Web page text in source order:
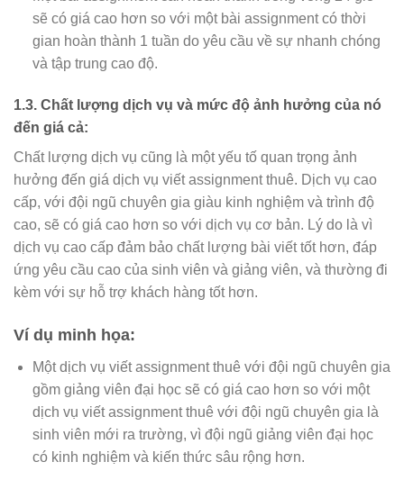
sẽ có giá cao hơn so với một bài assignment có thời
gian hoàn thành 1 tuần do yêu cầu về sự nhanh chóng
và tập trung cao độ.
1.3. Chất lượng dịch vụ và mức độ ảnh hưởng của nó
đến giá cả:
Chất lượng dịch vụ cũng là một yếu tố quan trọng ảnh
hưởng đến giá dịch vụ viết assignment thuê. Dịch vụ cao
cấp, với đội ngũ chuyên gia giàu kinh nghiệm và trình độ
cao, sẽ có giá cao hơn so với dịch vụ cơ bản. Lý do là vì
dịch vụ cao cấp đảm bảo chất lượng bài viết tốt hơn, đáp
ứng yêu cầu cao của sinh viên và giảng viên, và thường đi
kèm với sự hỗ trợ khách hàng tốt hơn.
Ví dụ minh họa:
Một dịch vụ viết assignment thuê với đội ngũ chuyên gia
gồm giảng viên đại học sẽ có giá cao hơn so với một
dịch vụ viết assignment thuê với đội ngũ chuyên gia là
sinh viên mới ra trường, vì đội ngũ giảng viên đại học
có kinh nghiệm và kiến thức sâu rộng hơn.